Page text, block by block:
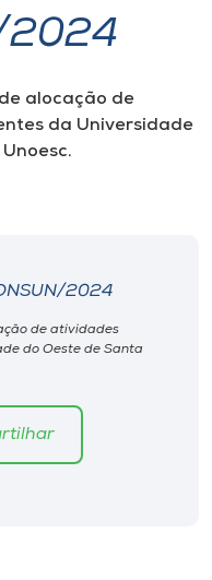
2024
alocação de
da Universidade
2024
de atividades
do Oeste de Santa